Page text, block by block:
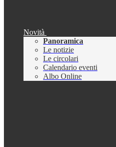
Novità
Panoramica
Le notizie
Le circolari
Calendario eventi
Albo Online